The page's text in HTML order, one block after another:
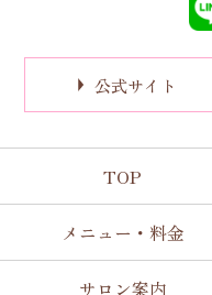
公式サイト
TOP
メニュー・料金
サロン案内